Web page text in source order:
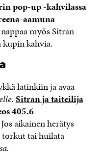
pop-up -kahvilassa
aamuna
myös Sitran
kahvia.
latinkiin ja avaa
Sitran ja taiteilija
405.6
Jos aikainen herätys
torkut tai huilata